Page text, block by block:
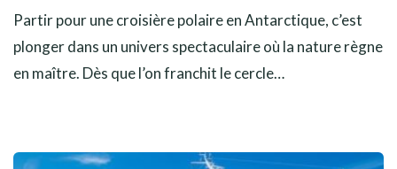
Partir pour une croisière polaire en Antarctique, c’est
plonger dans un univers spectaculaire où la nature règne
en maître. Dès que l’on franchit le cercle…